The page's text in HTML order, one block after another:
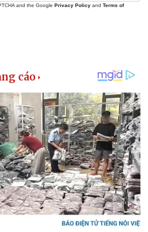
and the Google Privacy Policy and Terms of